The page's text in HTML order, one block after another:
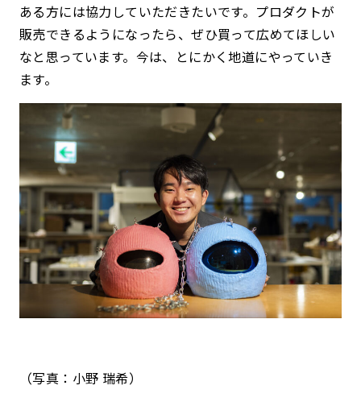
ある方には協力していただきたいです。プロダクトが
販売できるようになったら、ぜひ買って広めてほしい
なと思っています。今は、とにかく地道にやっていき
ます。
（写真：小野 瑞希）